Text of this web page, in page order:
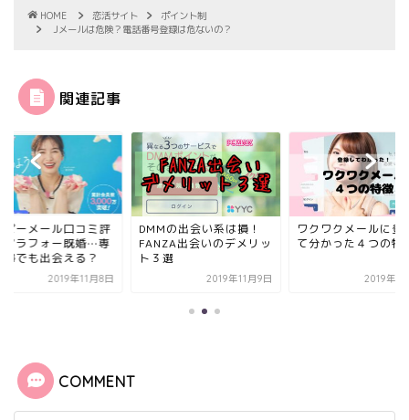
HOME 恋活サイト
ポイント制
Jメールは危険？電話番号登録は危ないの？
関連記事
ピーメール口コミ評
アラフォー既婚…専
婦でも出会える？
2019年11月8日
DMMの出会い系は損！
FANZA出会いのデメリッ
ト３選
2019年11月9日
ワクワクメールに登
て分かった４つの特
2019年11
COMMENT